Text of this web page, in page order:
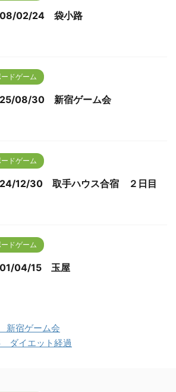
02/24 袋小路
ドゲーム
08/30 新宿ゲーム会
ドゲーム
12/30 取手ハウス合宿 ２日目
ドゲーム
04/15 玉屋
宿ゲーム会
ダイエット経過